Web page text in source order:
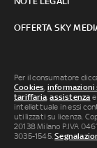
OFFERTA SKY
Per il consumatore
Cookies,
tariffaria,assistenza
intellettuale in essi
utilizzati su licenza.
20138 Milano P.IVA
3035-1545.